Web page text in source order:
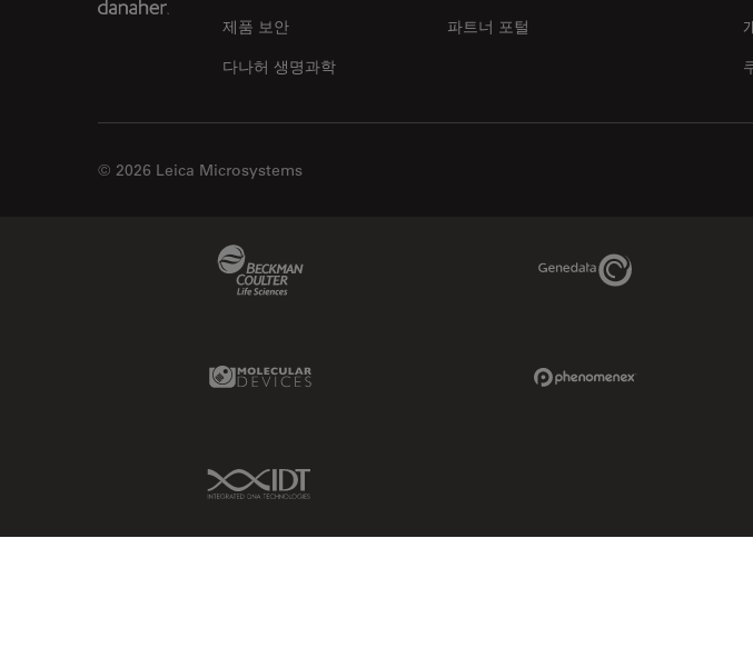
제품 보안
파트너 포털
다나허 생명과학
© 2026 Leica Microsystems
Genedata Link
Molecular Devices Link
IDT Link